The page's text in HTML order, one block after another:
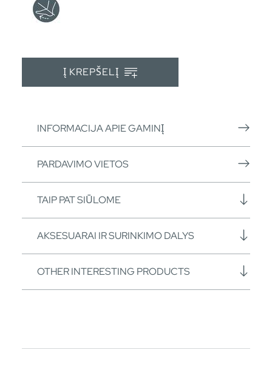
Į KREPŠELĮ
INFORMACIJA APIE GAMINĮ
PARDAVIMO VIETOS
TAIP PAT SIŪLOME
AKSESUARAI IR SURINKIMO DALYS
OTHER INTERESTING PRODUCTS